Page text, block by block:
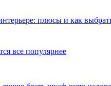
плюсы и как
все популярнее